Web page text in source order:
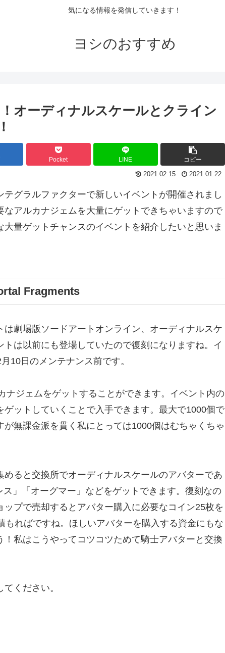
気になる情報を発信していきます！
ヨシのおすすめ
オーディナルスケールとクライン
Pocket LINE コピー
2021.02.15 2021.01.22
グラルファクターで新しいイベントが開催されまし
アルカナジェムを大量にゲットできちゃいますので
量ゲットチャンスのイベントを紹介したいと思いま
Fragments
劇場版ソードアートオンライン、オーディナルスケ
は以前にも登場していたので復刻になりますね。イ
10日のメンテナンス前です。
ナジェムをゲットすることができます。イベント内の
ットしていくことで入手できます。最大で1000個で
無課金派を貫く私にとっては1000個はむちゃくちゃ
ると交換所でオーディナルスケールのアバターであ
」「オーグマー」などをゲットできます。復刻なの
プで売却するとアバター購入に必要なコイン25枚を
ればですね。ほしいアバターを購入する資金にもな
私はこうやってコツコツためて騎士アバターと交換
ください。